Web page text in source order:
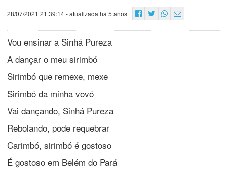
28/07/2021 21:39:14- atualizada há 5 anos
Vou ensinar a Sinhá Pureza
A dançar o meu sirimbó
Sirimbó que remexe, mexe
Sirimbó da minha vovó
Vai dançando, Sinhá Pureza
Rebolando, pode requebrar
Carimbó, sirimbó é gostoso
É gostoso em Belém do Pará